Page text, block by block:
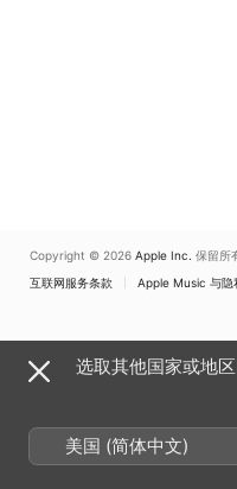
Copyright © 2026 Apple Inc. 保留所
互联网服务条款
Apple Music 与隐
选取其他国家或地
美国 (简体中文)